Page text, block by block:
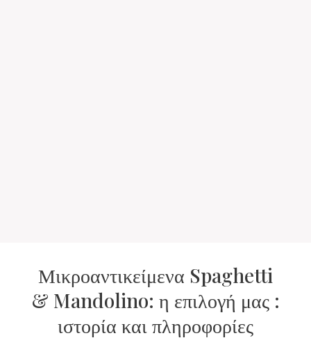
Μικροαντικείμενα Spaghetti
& Mandolino: η επιλογή μας :
ιστορία και πληροφορίες